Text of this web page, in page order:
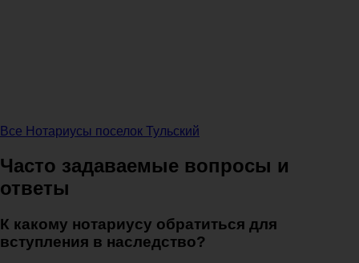
Все Нотариусы поселок Тульский
Часто задаваемые вопросы и
ответы
К какому нотариусу обратиться для
вступления в наследство?